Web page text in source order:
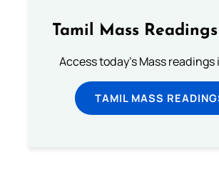
Tamil Mass
Access today's Mass readings
TAMIL MASS